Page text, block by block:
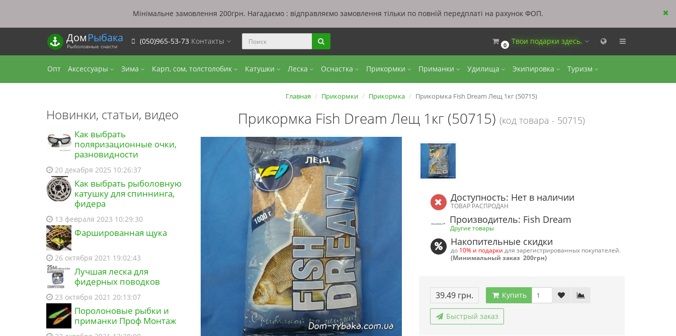
Мінімальне замовлення 200грн. Нагадаємо : відправляємо замовлення тільки по повній передплаті на рахунок ФОП.
ДомРыбака
Рыболовные снасти
(050)965-53-73 Контакты 0 Твои подарки здесь.
Опт Аксессуары Зима Карп, сом, толстолобик Катушки Леска Оснастка Прикормки Приманки Удилища Экипировка Туризм
Новинки, статьи, видео
Как выбрать
поляризационные очки,
разновидности
20 декабря 2025 10:26:37
Как выбрать рыболовную
катушку для спиннинга,
фидера
13 февраля 2023 10:29:30
Фаршированная щука
26 октября 2021 19:02:43
Лучшая леска для
фидерных поводков
23 октября 2021 20:13:07
Поролоновые рыбки и
приманки Проф Монтаж
Главная Прикормки Прикормка Прикормка Fish Dream Лещ 1кг (50715)
Прикормка Fish Dream Лещ 1кг (50715) (код товара - 50715)
Доступность: Нет в наличии
ТОВАР РАСПРОДАН
Производитель: Fish Dream
Другие товары
Накопительные скидки
до 10% и подарки для зарегистрированных покупателей.
(Минимальный заказ 200грн)
39.49 грн. Купить
Быстрый заказ